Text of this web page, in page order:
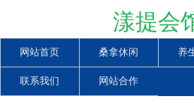
漾提会
网站首页 桑拿休闲 养
联系我们 网站合作